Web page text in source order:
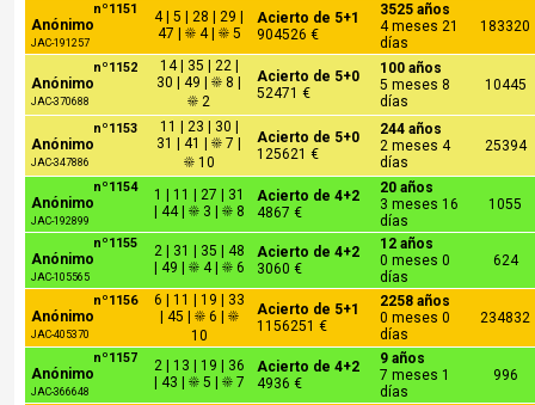
nº1151
Anónimo
JAC-191257
4 | 5 | 28 | 29 |
47 | ☀ 4 | ☀ 5
Acierto de 5+1
904526 €
3525 años
4 meses 21
días
183320
nº1152
Anónimo
JAC-370688
14 | 35 | 22 |
30 | 49 | ☀ 8 |
☀ 2
Acierto de 5+0
52471 €
100 años
5 meses 8
días
10445
nº1153
Anónimo
JAC-347886
11 | 23 | 30 |
31 | 41 | ☀ 7 |
☀ 10
Acierto de 5+0
125621 €
244 años
2 meses 4
días
25394
nº1154
Anónimo
JAC-192899
1 | 11 | 27 | 31
| 44 | ☀ 3 | ☀ 8
Acierto de 4+2
4867 €
20 años
3 meses 16
días
1055
nº1155
Anónimo
JAC-105565
2 | 31 | 35 | 48
| 49 | ☀ 4 | ☀ 6
Acierto de 4+2
3060 €
12 años
0 meses 0
días
624
nº1156
Anónimo
JAC-405370
6 | 11 | 19 | 33
| 45 | ☀ 6 | ☀
10
Acierto de 5+1
1156251 €
2258 años
0 meses 0
días
234832
nº1157
Anónimo
JAC-366648
2 | 13 | 19 | 36
| 43 | ☀ 5 | ☀ 7
Acierto de 4+2
4936 €
9 años
7 meses 1
días
996